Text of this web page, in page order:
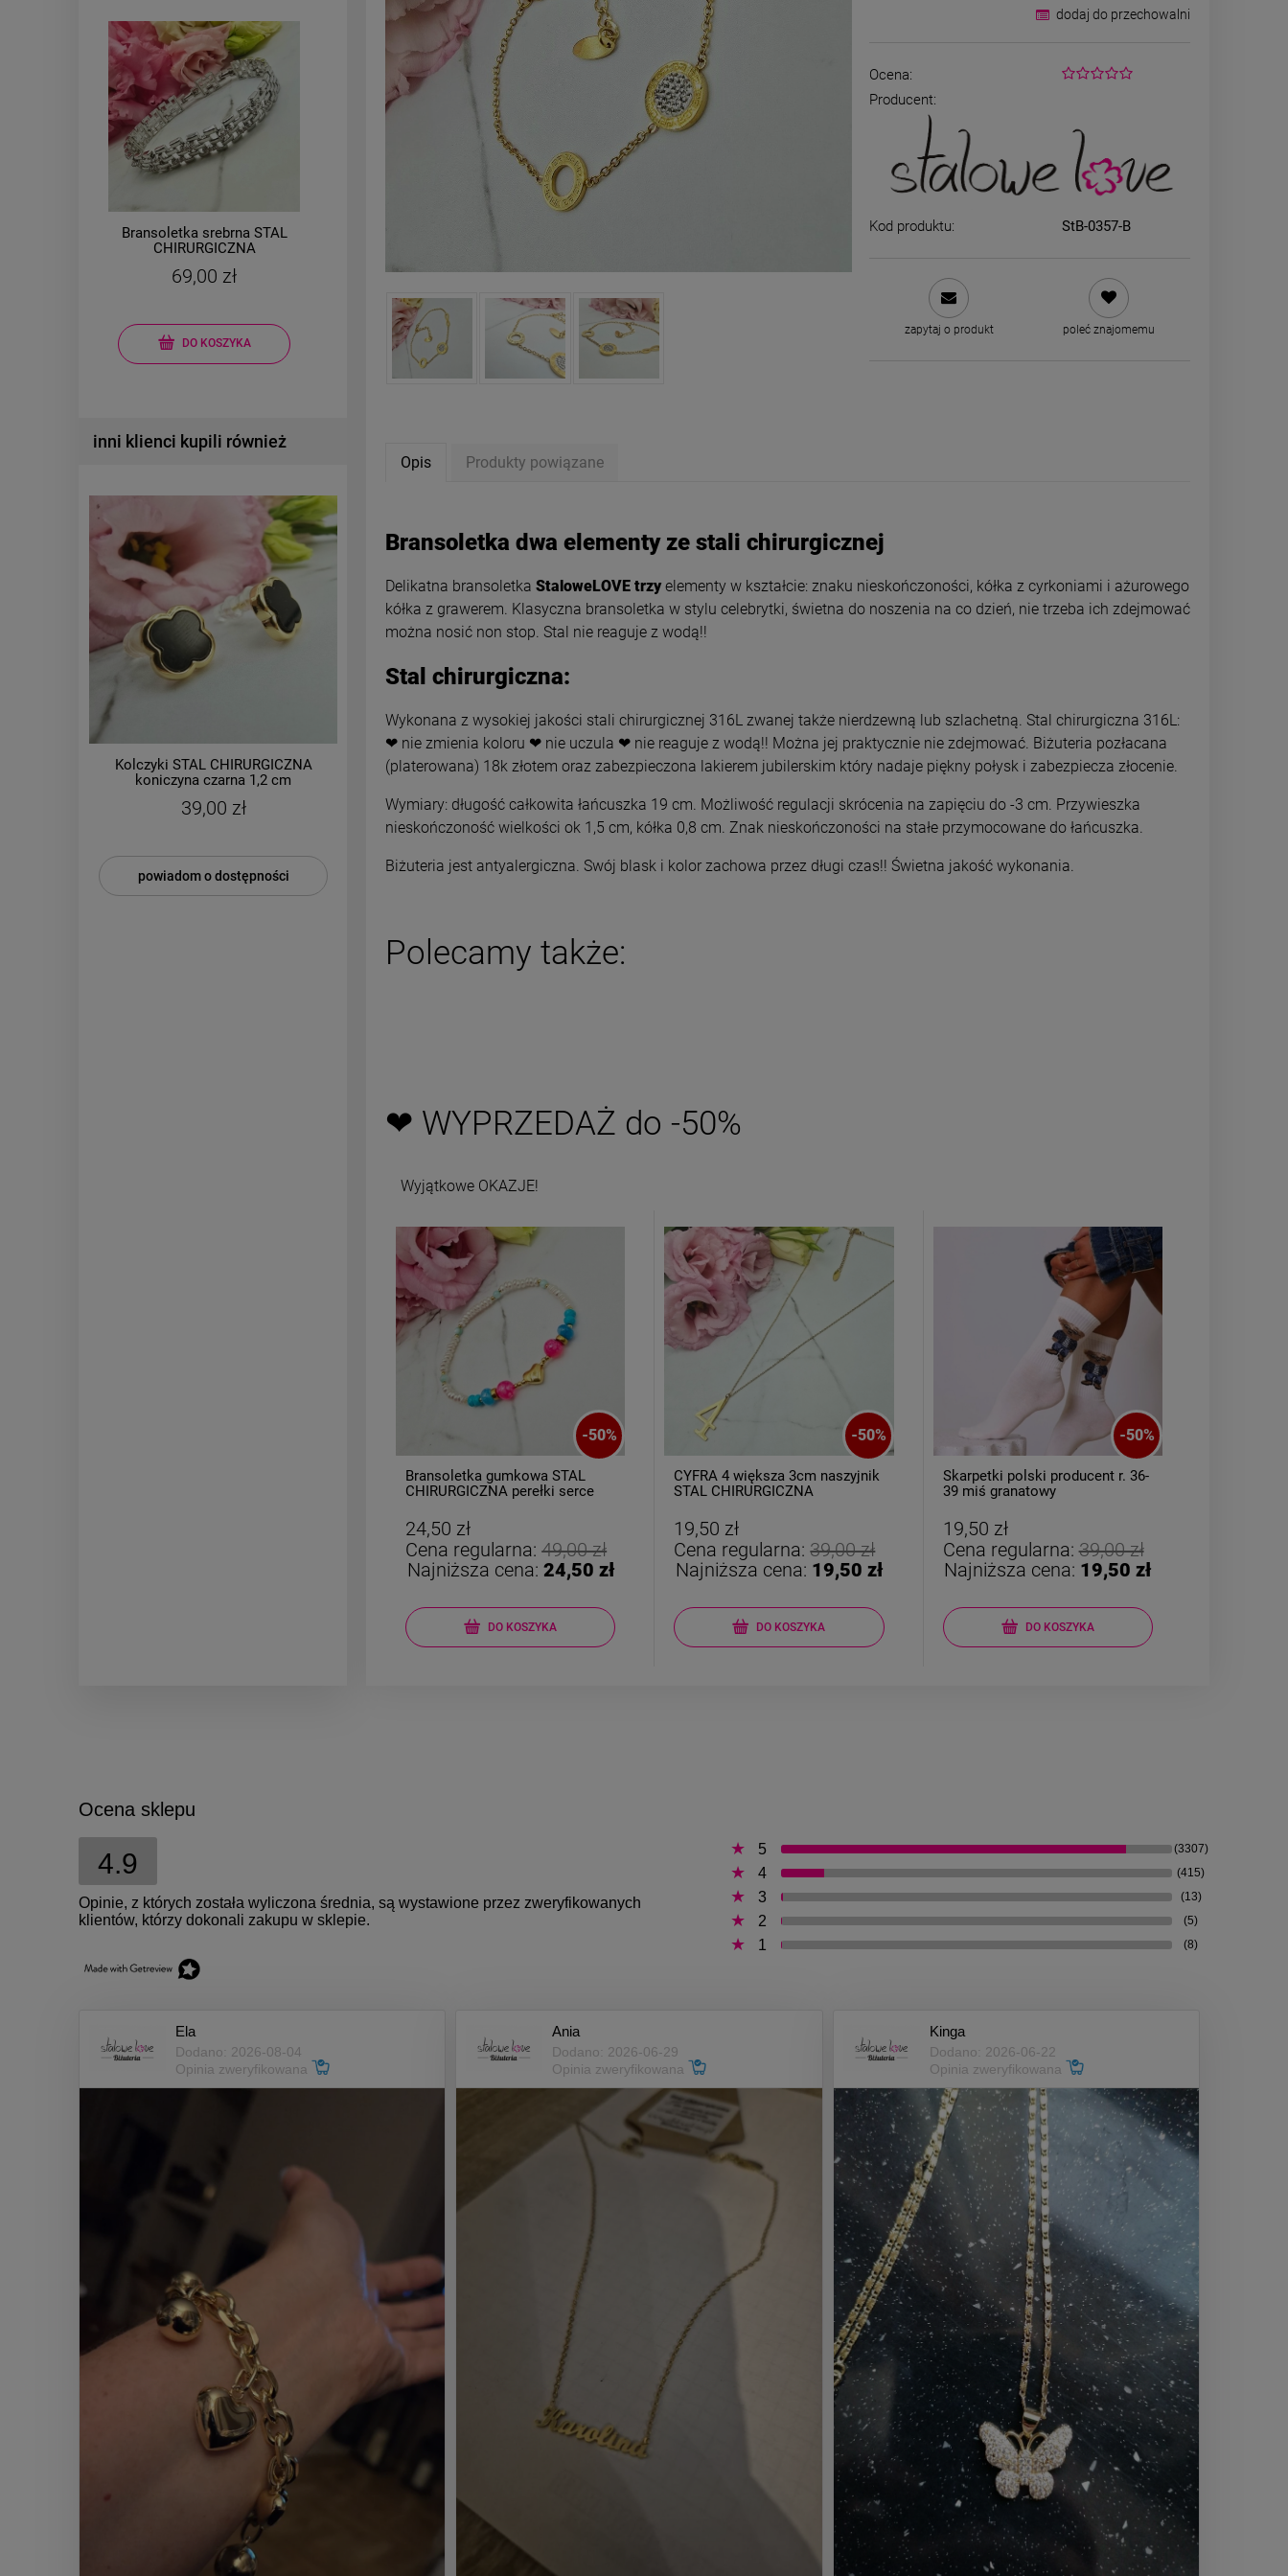
Bransoletka srebrna STAL
CHIRURGICZNA
cyrkonie
69,00 zł
DO KOSZYKA
79,00 zł
DO KOSZYKA
69,00 zł
Bransoletka srebrna STAL
inni klienci kupili również
Kolczyki STAL CHIRURGICZNA
koniczyna czarna 1,2 cm
39,00 zł
powiadom o dostępności
Kolczyki STAL CHIRURGICZNA
ażurowe zapinane elipsa większa
cyrkonie
39,00 zł
powiadom o dostępności
Kolczyki STAL CHIRURGICZNA
bigiel 1 cm czarne kryształki i
cyrkonie
34,00 zł
powiadom o dostępności
Kolczyki STAL CHIRURGICZNA
bigiel dla dziewczynek koniczyna
różowa
44,00 zł
powiadom o dostępności
dodaj do przechowalni
Ocena:
Producent:
Kod produktu: StB-0357-B
zapytaj o produkt poleć znajomemu
Opis Produkty powiązane
Bransoletka dwa elementy ze stali chirurgicznej
Delikatna bransoletka StaloweLOVE trzy elementy w kształcie: znaku nieskończoności, kółka z cyrkoniami i ażurowego
kółka z grawerem. Klasyczna bransoletka w stylu celebrytki, świetna do noszenia na co dzień, nie trzeba ich zdejmować
można nosić non stop. Stal nie reaguje z wodą!!
Stal chirurgiczna:
Wykonana z wysokiej jakości stali chirurgicznej 316L zwanej także nierdzewną lub szlachetną. Stal chirurgiczna 316L:
❤ nie zmienia koloru ❤ nie uczula ❤ nie reaguje z wodą!! Można jej praktycznie nie zdejmować. Biżuteria pozłacana
(platerowana) 18k złotem oraz zabezpieczona lakierem jubilerskim który nadaje piękny połysk i zabezpiecza złocenie.
Wymiary: długość całkowita łańcuszka 19 cm. Możliwość regulacji skrócenia na zapięciu do -3 cm. Przywieszka
nieskończoność wielkości ok 1,5 cm, kółka 0,8 cm. Znak nieskończoności na stałe przymocowane do łańcuszka.
Biżuteria jest antyalergiczna. Swój blask i kolor zachowa przez długi czas!! Świetna jakość wykonania.
Polecamy także:
❤ WYPRZEDAŻ do -50%
Wyjątkowe OKAZJE!
-50%
Bransoletka gumkowa STAL
CHIRURGICZNA perełki serce
24,50 zł
Cena regularna:49,00 zł
Najniższa cena: 24,50 zł
DO KOSZYKA
-50%
CYFRA 4 większa 3cm naszyjnik
STAL CHIRURGICZNA
19,50 zł
Cena regularna:39,00 zł
Najniższa cena: 19,50 zł
DO KOSZYKA
-50%
Skarpetki polski producent r. 36-
39 miś granatowy
19,50 zł
Cena regularna:39,00 zł
Najniższa cena: 19,50 zł
DO KOSZYKA
Ocena sklepu
4.9
Opinie, z których została wyliczona średnia, są wystawione przez zweryfikowanych
klientów, którzy dokonali zakupu w sklepie.
5 (3307)
4 (415)
3 (13)
2 (5)
1 (8)
Ela
Dodano: 2026-08-04
Opinia zweryfikowana
Ania
Dodano: 2026-06-29
Opinia zweryfikowana
Kinga
Dodano: 2026-06-22
Opinia zweryfikowana